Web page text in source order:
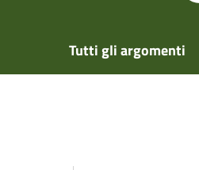
Tutti gli argomenti